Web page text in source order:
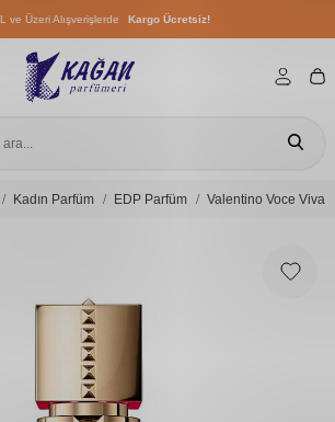
ve Üzeri Alışverişlerde Kargo Ücretsiz!
ve Üzeri Alışverişlerde
ve Üzeri Alışverişlerde
Kadın Parfüm EDP Parfüm Valentino Voce Viva